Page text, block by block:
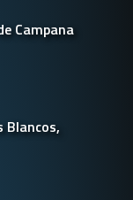
Campana
Blancos,